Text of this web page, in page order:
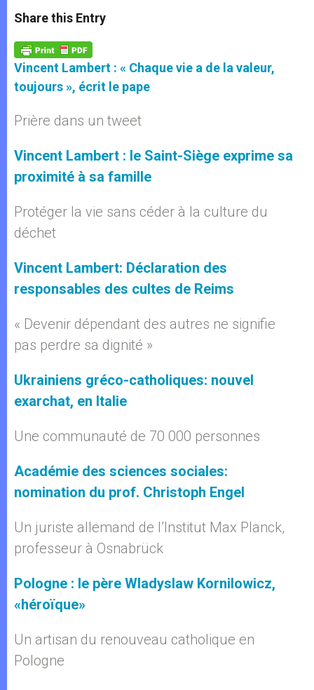
t
s
p
p
s
e
g
e
r
e
b
o
k
Share this Entry
Vincent Lambert : « Chaque vie a de la valeur,
toujours », écrit le pape
Prière dans un tweet
Vincent Lambert : le Saint-Siège exprime sa
proximité à sa famille
Protéger la vie sans céder à la culture du
déchet
Vincent Lambert: Déclaration des
responsables des cultes de Reims
« Devenir dépendant des autres ne signifie
pas perdre sa dignité »
Ukrainiens gréco-catholiques: nouvel
exarchat, en Italie
Une communauté de 70 000 personnes
Académie des sciences sociales:
nomination du prof. Christoph Engel
Un juriste allemand de l’Institut Max Planck,
professeur à Osnabrück
Pologne : le père Wladyslaw Kornilowicz,
«héroïque»
Un artisan du renouveau catholique en
Pologne